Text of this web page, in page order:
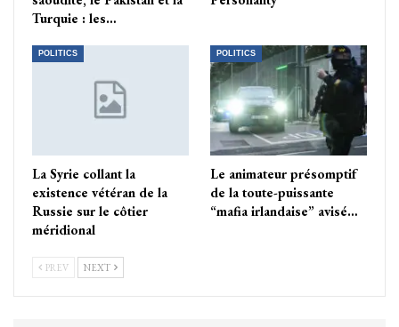
Turquie : les…
POLITICS
La Syrie collant la
existence vétéran de la
Russie sur le côtier
méridional
POLITICS
Le animateur présomptif
de la toute-puissante
“mafia irlandaise” avisé…
PREV NEXT